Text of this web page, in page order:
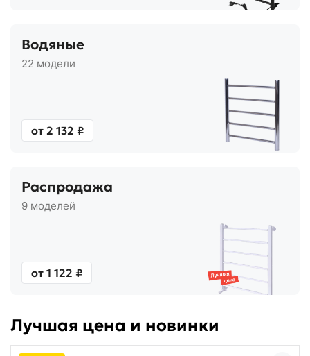
Водяные
22 модели
от 2 132 ₽
Распродажа
9 моделей
от 1 122 ₽
Лучшая цена и новинки